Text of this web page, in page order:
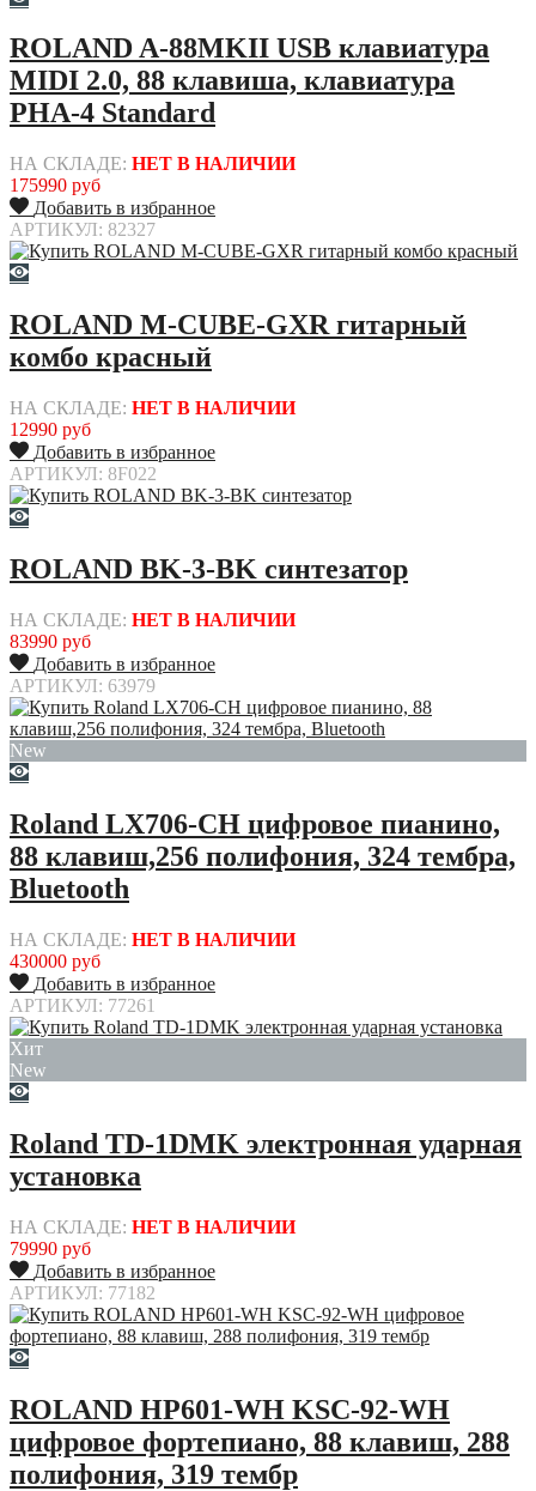
ROLAND A-88MKII USB клавиатура
MIDI 2.0, 88 клавиша, клавиатура
PHA-4 Standard
НА СКЛАДЕ: НЕТ В НАЛИЧИИ
175990 руб
Добавить в избранное
АРТИКУЛ: 82327
ROLAND M-CUBE-GXR гитарный
комбо красный
НА СКЛАДЕ: НЕТ В НАЛИЧИИ
12990 руб
Добавить в избранное
АРТИКУЛ: 8F022
ROLAND BK-3-BK синтезатор
НА СКЛАДЕ: НЕТ В НАЛИЧИИ
83990 руб
Добавить в избранное
АРТИКУЛ: 63979
New
Roland LX706-CH цифровое пианино,
88 клавиш,256 полифония, 324 тембра,
Bluetooth
НА СКЛАДЕ: НЕТ В НАЛИЧИИ
430000 руб
Добавить в избранное
АРТИКУЛ: 77261
Хит
New
Roland TD-1DMK электронная ударная
установка
НА СКЛАДЕ: НЕТ В НАЛИЧИИ
79990 руб
Добавить в избранное
АРТИКУЛ: 77182
ROLAND HP601-WH KSC-92-WH
цифровое фортепиано, 88 клавиш, 288
полифония, 319 тембр